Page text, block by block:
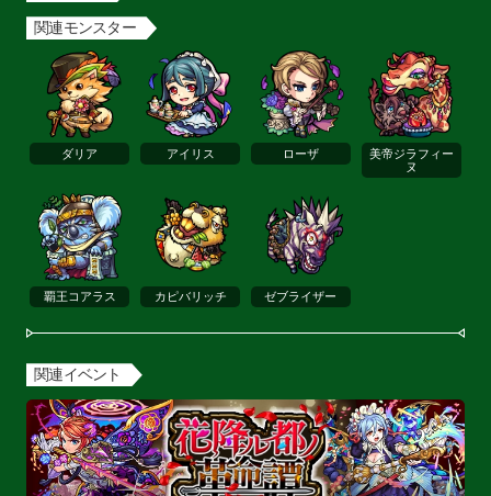
関連モンスター
ダリア アイリス ローザ
美帝ジラフィー
ヌ
覇王コアラス カピバリッチ ゼブライザー
関連イベント